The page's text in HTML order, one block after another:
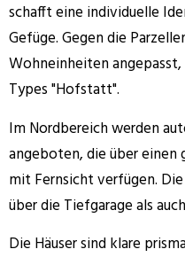
schafft eine individuelle
Gefüge. Gegen die
Wohneinheiten
Types "Hofstatt".
Im Nordbereich werden
angeboten, die über einen
mit Fernsicht verfügen.
über die Tiefgarage als
Die Häuser sind klare